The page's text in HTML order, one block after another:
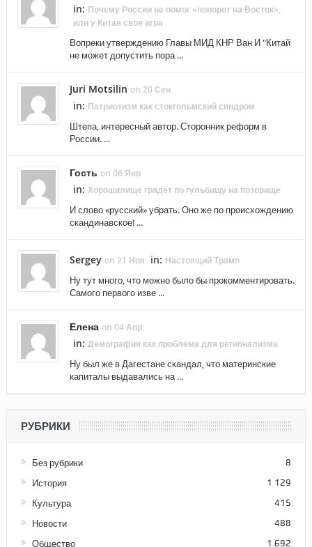
in: Почему России не помог «поворот на Восток»,
или у Китая своя игра
Вопреки утверждению Главы МИД КНР Ван И "Китай
не может допустить пора ...
Juri Motsilin on 20 Сен
in: Патриотизм как стокгольмский синдром
Штепа, интересный автор. Сторонник реформ в
России. ...
Гость on 06 Янв
in: Хорошилище грядет по гульбищу на позорище
И слово «русский» убрать. Оно же по происхождению
скандинавское! ...
Sergey on 21 Ноя in: Настоящий Трамп
Ну тут много, что можно было бы прокомментировать.
Самого первого изве ...
Елена on 04 Апр
in: Демография как проблема для регионализма
Ну был же в Дагестане скандал, что материнские
капиталы выдавались на ...
РУБРИКИ
Без рубрики 8
История 1 129
Культура 415
Новости 488
Общество 1 692